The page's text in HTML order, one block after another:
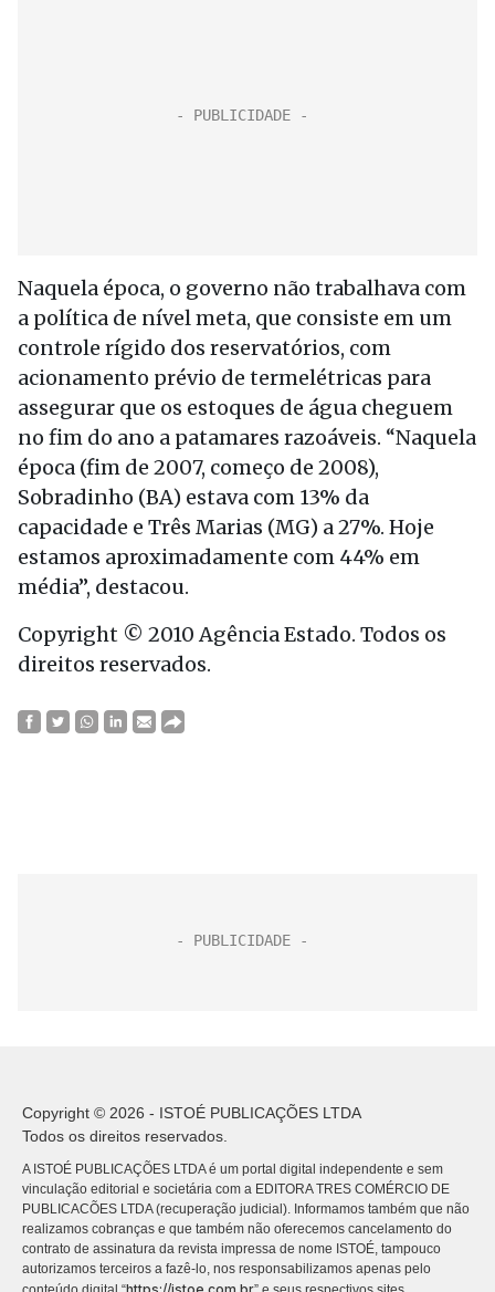
Naquela época, o governo não trabalhava com
a política de nível meta, que consiste em um
controle rígido dos reservatórios, com
acionamento prévio de termelétricas para
assegurar que os estoques de água cheguem
no fim do ano a patamares razoáveis. “Naquela
época (fim de 2007, começo de 2008),
Sobradinho (BA) estava com 13% da
capacidade e Três Marias (MG) a 27%. Hoje
estamos aproximadamente com 44% em
média”, destacou.
Copyright © 2010 Agência Estado. Todos os
direitos reservados.
Copyright © 2026 - ISTOÉ PUBLICAÇÕES LTDA
Todos os direitos reservados.
A ISTOÉ PUBLICAÇÕES LTDA é um portal digital independente e sem
vinculação editorial e societária com a EDITORA TRES COMÉRCIO DE
PUBLICACÕES LTDA (recuperação judicial). Informamos também que não
realizamos cobranças e que também não oferecemos cancelamento do
contrato de assinatura da revista impressa de nome ISTOÉ, tampouco
autorizamos terceiros a fazê-lo, nos responsabilizamos apenas pelo